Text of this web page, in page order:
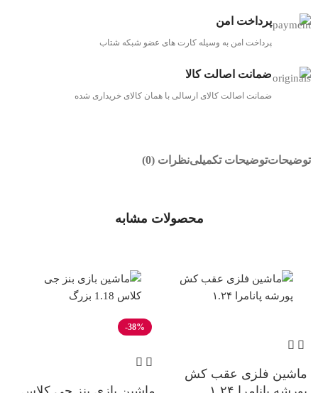
پرداخت امن
پرداخت امن به وسیله کارت های عضو شبکه شتاب
ضمانت اصالت کالا
ضمانت اصالت کالای ارسالی با همان کالای خریداری شده
توضیحاتتوضیحات تکمیلینظرات (0)
محصولات مشابه
ماشین فلزی عقب کش
-38%